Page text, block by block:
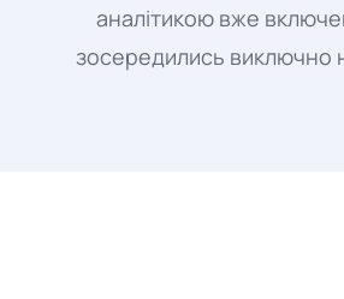
аналітикою вже
зосередились виключно